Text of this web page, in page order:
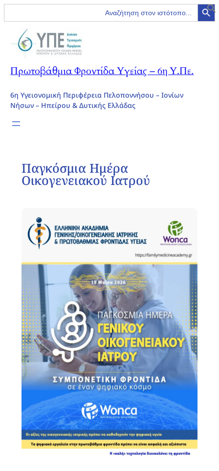
Search Search Button
Μετάβαση
στο
περιεχόμενο
Πρωτοβάθμια Φροντίδα Υγείας – 6η Υ.Πε.
6η Υγειονομική Περιφέρεια Πελοποννήσου – Ιονίων
Νήσων – Ηπείρου & Δυτικής Ελλάδας
Παγκόσμια Ημέρα
Οικογενειακού Ιατρού